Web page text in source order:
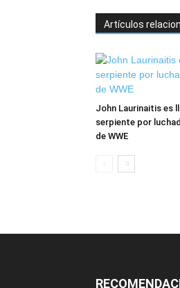
Artículos
John Laurinaitis es
serpiente por
de WWE